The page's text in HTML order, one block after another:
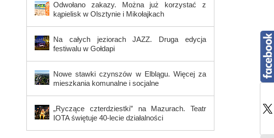
Odwołano zakazy. Można już korzystać z
kąpielisk w Olsztynie i Mikołajkach
Na całych jeziorach JAZZ. Druga edycja
festiwalu w Gołdapi
Nowe stawki czynszów w Elblągu. Więcej za
mieszkania komunalne i socjalne
„Ryczące czterdziestki” na Mazurach. Teatr
IOTA świętuje 40-lecie działalności